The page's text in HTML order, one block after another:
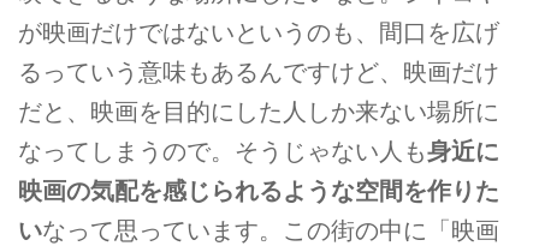
が映画だけではないというのも、間口を広げ
るっていう意味もあるんですけど、映画だけ
だと、映画を目的にした人しか来ない場所に
なってしまうので。そうじゃない人も身近に
映画の気配を感じられるような空間を作りた
いなって思っています。この街の中に「映画